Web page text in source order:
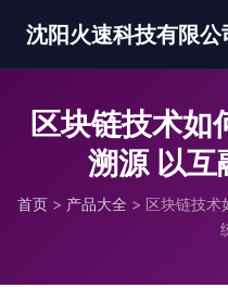
沈阳火速科技有限公
区块链技术如
溯源 以互
首页 > 产品大全 > 区块链技术